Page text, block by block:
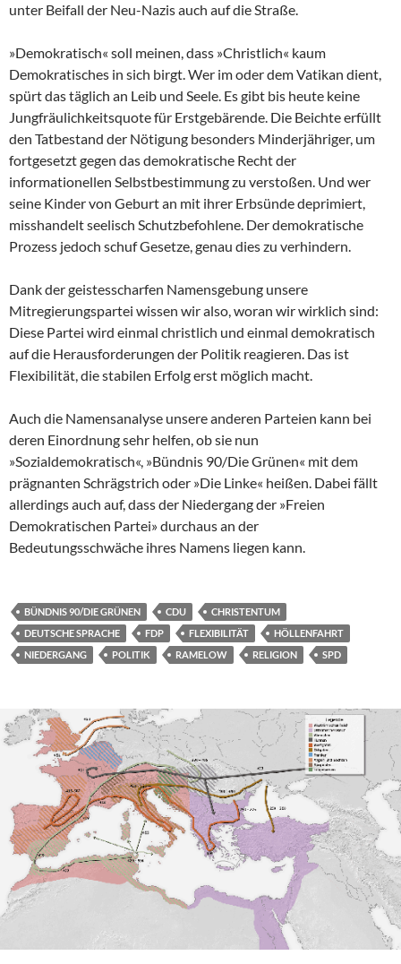
unter Beifall der Neu-Nazis auch auf die Straße.
»Demokratisch« soll meinen, dass »Christlich« kaum
Demokratisches in sich birgt. Wer im oder dem Vatikan dient,
spürt das täglich an Leib und Seele. Es gibt bis heute keine
Jungfräulichkeitsquote für Erstgebärende. Die Beichte erfüllt
den Tatbestand der Nötigung besonders Minderjähriger, um
fortgesetzt gegen das demokratische Recht der
informationellen Selbstbestimmung zu verstoßen. Und wer
seine Kinder von Geburt an mit ihrer Erbsünde deprimiert,
misshandelt seelisch Schutzbefohlene. Der demokratische
Prozess jedoch schuf Gesetze, genau dies zu verhindern.
Dank der geistesscharfen Namensgebung unsere
Mitregierungspartei wissen wir also, woran wir wirklich sind:
Diese Partei wird einmal christlich und einmal demokratisch
auf die Herausforderungen der Politik reagieren. Das ist
Flexibilität, die stabilen Erfolg erst möglich macht.
Auch die Namensanalyse unsere anderen Parteien kann bei
deren Einordnung sehr helfen, ob sie nun
»Sozialdemokratisch«, »Bündnis 90/Die Grünen« mit dem
prägnanten Schrägstrich oder »Die Linke« heißen. Dabei fällt
allerdings auch auf, dass der Niedergang der »Freien
Demokratischen Partei» durchaus an der
Bedeutungsschwäche ihres Namens liegen kann.
BÜNDNIS 90/DIE GRÜNEN CDU
CHRISTENTUM
DEUTSCHE SPRACHE
FDP FLEXIBILITÄT
HÖLLENFAHRT
NIEDERGANG
POLITIK RAMELOW RELIGION SPD